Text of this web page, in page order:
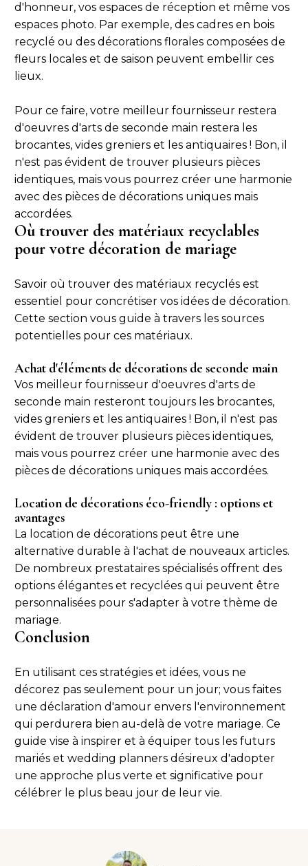
d'honneur, vos espaces de réception et même vos
espaces photo. Par exemple, des cadres en bois
recyclé ou des décorations florales composées de
fleurs locales et de saison peuvent embellir ces
lieux.
Pour ce faire, votre meilleur fournisseur restera
d'oeuvres d'arts de seconde main restera les
brocantes, vides greniers et les antiquaires ! Bon, il
n'est pas évident de trouver plusieurs pièces
identiques, mais vous pourrez créer une harmonie
avec des pièces de décorations uniques mais
accordées.
Où trouver des matériaux recyclables
pour votre décoration de mariage
Savoir où trouver des matériaux recyclés est
essentiel pour concrétiser vos idées de décoration.
Cette section vous guide à travers les sources
potentielles pour ces matériaux.
Achat d'éléments de décorations de seconde main
Vos meilleur fournisseur d'oeuvres d'arts de
seconde main resteront toujours les brocantes,
vides greniers et les antiquaires ! Bon, il n'est pas
évident de trouver plusieurs pièces identiques,
mais vous pourrez créer une harmonie avec des
pièces de décorations uniques mais accordées.
Location de décorations éco-friendly : options et
avantages
La location de décorations peut être une
alternative durable à l'achat de nouveaux articles.
De nombreux prestataires spécialisés offrent des
options élégantes et recyclées qui peuvent être
personnalisées pour s'adapter à votre thème de
mariage.
Conclusion
En utilisant ces stratégies et idées, vous ne
décorez pas seulement pour un jour; vous faites
une déclaration d'amour envers l'environnement
qui perdurera bien au-delà de votre mariage. Ce
guide vise à inspirer et à équiper tous les futurs
mariés et wedding planners désireux d'adopter
une approche plus verte et significative pour
célébrer le plus beau jour de leur vie.